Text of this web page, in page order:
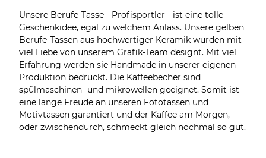
Unsere Berufe-Tasse - Profisportler - ist eine tolle
Geschenkidee, egal zu welchem Anlass. Unsere gelben
Berufe-Tassen aus hochwertiger Keramik wurden mit
viel Liebe von unserem Grafik-Team designt. Mit viel
Erfahrung werden sie Handmade in unserer eigenen
Produktion bedruckt. Die Kaffeebecher sind
spülmaschinen- und mikrowellen geeignet. Somit ist
eine lange Freude an unseren Fototassen und
Motivtassen garantiert und der Kaffee am Morgen,
oder zwischendurch, schmeckt gleich nochmal so gut.